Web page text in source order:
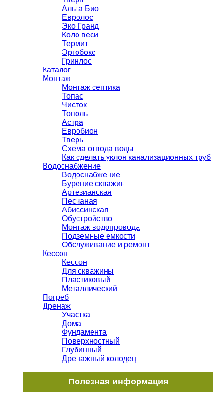
Альта Био
Евролос
Эко Гранд
Коло веси
Термит
Эргобокс
Гринлос
Каталог
Монтаж
Монтаж септика
Топас
Чисток
Тополь
Астра
Евробион
Тверь
Схема отвода воды
Как сделать уклон канализационных труб
Водоснабжение
Водоснабжение
Бурение скважин
Артезианская
Песчаная
Абиссинская
Обустройство
Монтаж водопровода
Подземные емкости
Обслуживание и ремонт
Кессон
Кессон
Для скважины
Пластиковый
Металлический
Погреб
Дренаж
Участка
Дома
Фундамента
Поверхностный
Глубинный
Дренажный колодец
Полезная информация